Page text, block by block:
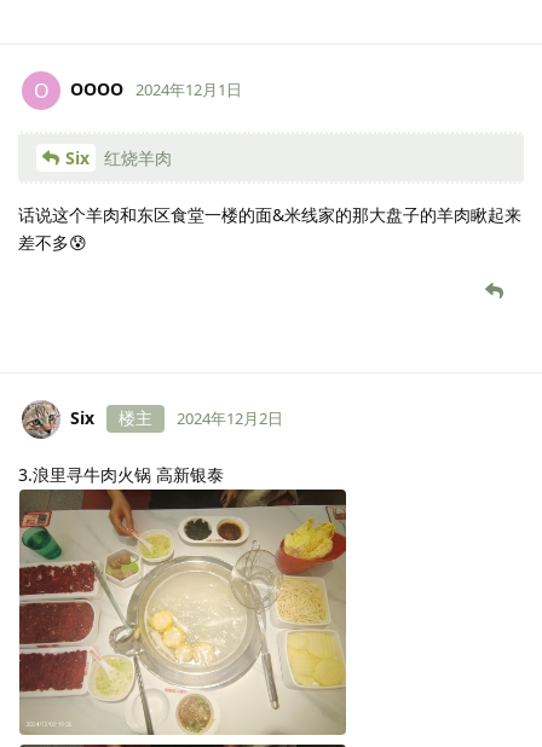
O OOOO 2024年12月1日
Six 红烧羊肉
话说这个羊肉和东区食堂一楼的面&米线家的那大盘子的羊肉瞅起来
差不多😰
Six 楼主 2024年12月2日
3.浪里寻牛肉火锅 高新银泰